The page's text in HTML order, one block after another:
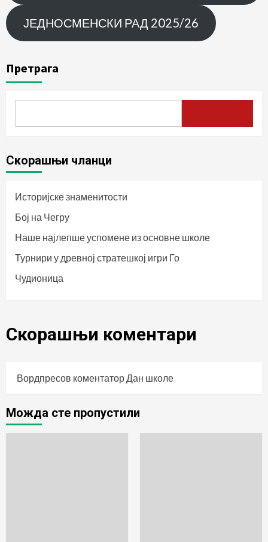
ЈЕДНОСМЕНСКИ РАД 2025/26
Претрага
Скорашњи чланци
Историјске знаменитости
Бој на Чегру
Наше најлепше успомене из основне школе
Турнири у древној стратешкој игри Го
Чудионица
Скорашњи коментари
Вордпресов коментатор Дан школе
Можда сте пропустили